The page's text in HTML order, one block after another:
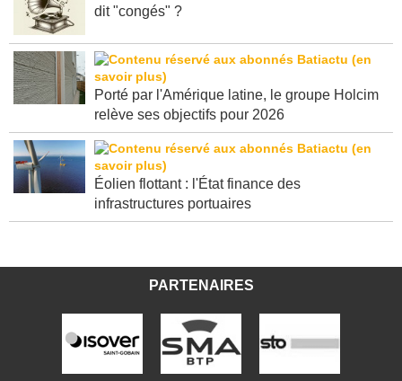
dit "congés" ?
Porté par l'Amérique latine, le groupe Holcim
relève ses objectifs pour 2026
Éolien flottant : l'État finance des
infrastructures portuaires
PARTENAIRES